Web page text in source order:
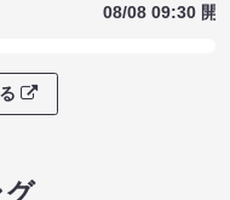
08/08 09:30 開